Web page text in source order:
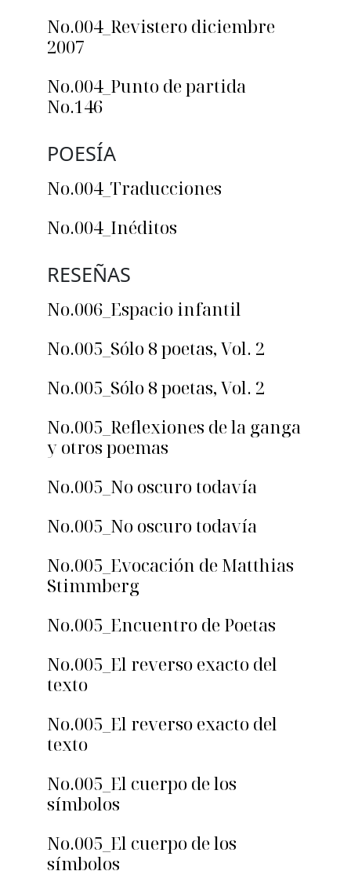
No.004_Revistero diciembre
2007
No.004_Punto de partida
No.146
POESÍA
No.004_Traducciones
No.004_Inéditos
RESEÑAS
No.006_Espacio infantil
No.005_Sólo 8 poetas, Vol. 2
No.005_Sólo 8 poetas, Vol. 2
No.005_Reflexiones de la ganga
y otros poemas
No.005_No oscuro todavía
No.005_No oscuro todavía
No.005_Evocación de Matthias
Stimmberg
No.005_Encuentro de Poetas
No.005_El reverso exacto del
texto
No.005_El reverso exacto del
texto
No.005_El cuerpo de los
símbolos
No.005_El cuerpo de los
símbolos